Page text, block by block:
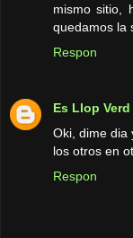
mismo sitio,
quedamos la
Respon
Es Llop Verd
Oki, dime dia
los otros en
Respon